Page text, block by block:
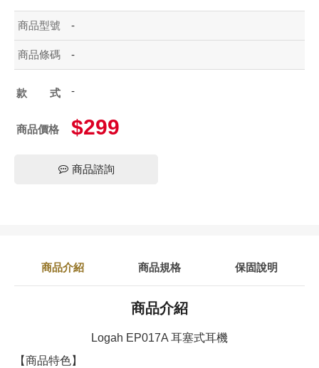
商品型號 -
商品條碼 -
款式
-
商品價格 $299
商品諮詢
商品介紹 商品規格 保固說明
商品介紹
Logah EP017A 耳塞式耳機
【商品特色】